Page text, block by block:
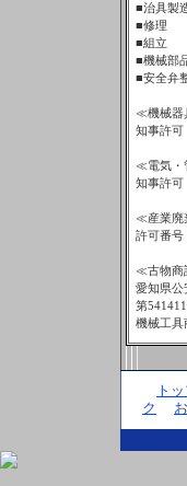
■治具製
■修理
■組立
■機械部
■安全弁
≪機械
知事許
≪電気
知事許
≪産業廃
許可番号
≪古物商
愛知県
第
機械工具
ト
ク